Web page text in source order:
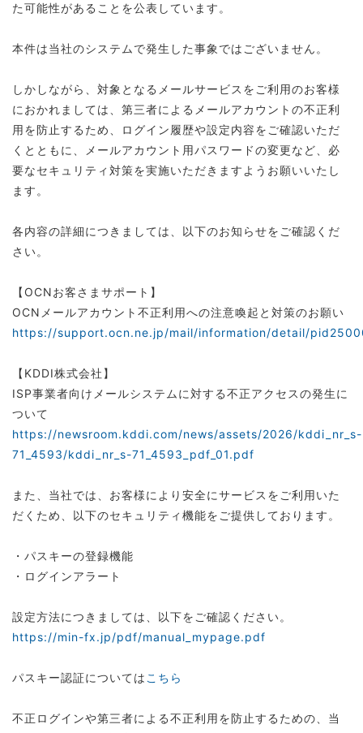
た可能性があることを公表しています。
本件は当社のシステムで発生した事象ではございません。
しかしながら、対象となるメールサービスをご利用のお客様
におかれましては、第三者によるメールアカウントの不正利
用を防止するため、ログイン履歴や設定内容をご確認いただ
くとともに、メールアカウント用パスワードの変更など、必
要なセキュリティ対策を実施いただきますようお願いいたし
ます。
各内容の詳細につきましては、以下のお知らせをご確認くだ
さい。
【OCNお客さまサポート】
OCNメールアカウント不正利用への注意喚起と対策のお願い
https://support.ocn.ne.jp/mail/information/detail/
【KDDI株式会社】
ISP事業者向けメールシステムに対する不正アクセスの発生に
ついて
https://newsroom.kddi.com/news/assets/2026/kddi_nr_s-
71_4593/kddi_nr_s-71_4593_pdf_01.pdf
また、当社では、お客様により安全にサービスをご利用いた
だくため、以下のセキュリティ機能をご提供しております。
・パスキーの登録機能
・ログインアラート
設定方法につきましては、以下をご確認ください。
https://min-fx.jp/pdf/manual_mypage.pdf
パスキー認証については こちら
不正ログインや第三者による不正利用を防止するための、当